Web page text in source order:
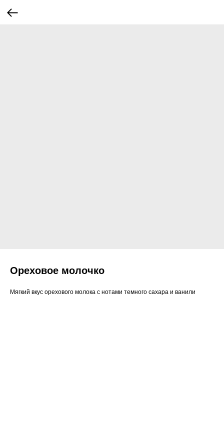
Ореховое молочко
Мягкий вкус орехового молока с нотами темного сахара и ванили